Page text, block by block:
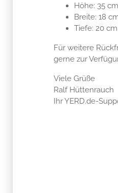
Höhe: 35 cm
Breite: 18
Tiefe: 20 cm
Für weitere
gerne zur
Viele Grüße
Ralf Hüttenrauch
Ihr YERD.de-